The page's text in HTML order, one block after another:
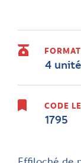
4
CODE
1795